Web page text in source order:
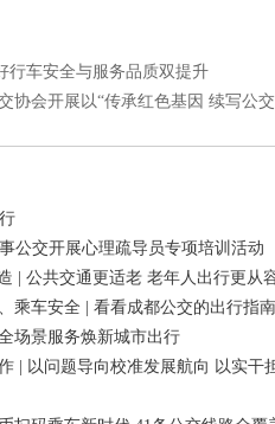
行车安全与服务品质双提升
协会开展以“传承红色基因 续写公
公交开展心理疏导员专项培训活动
| 公共交通更适老 老年人出行更从
乘车安全 | 看看成都公交的出行指
场景服务焕新城市出行
| 以问题导向校准发展航向 以实干